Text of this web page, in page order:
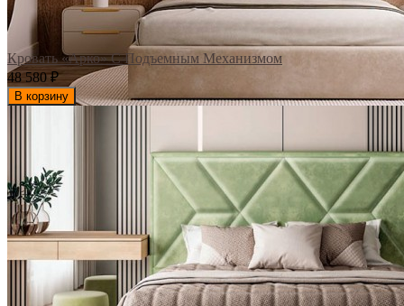
Кровать «Арко» С Подъемным Механизмом
48 580₽
В корзину